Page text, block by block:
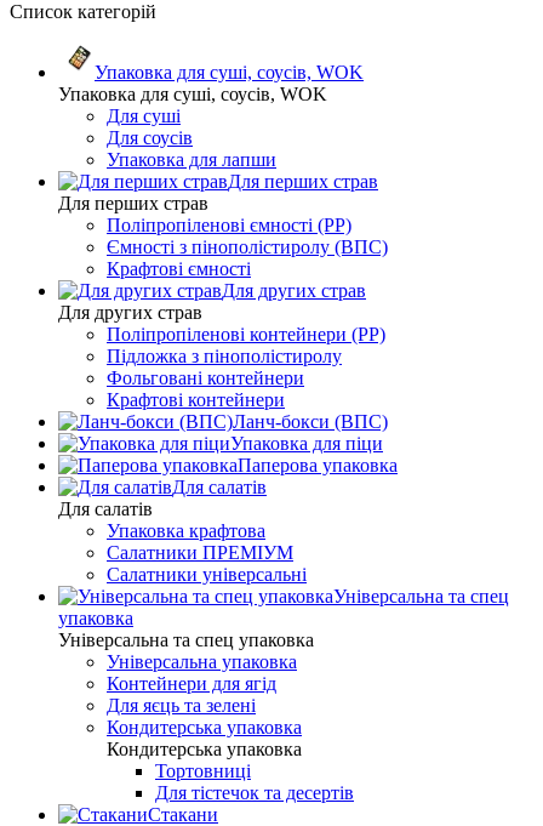
Список категорій
Упаковка для суші, соусів, WOK
Упаковка для суші, соусів, WOK
Для суші
Для соусів
Упаковка для лапши
Для перших страв
Для перших страв
Поліпропіленові ємності (PP)
Ємності з пінополістиролу (ВПС)
Крафтові ємності
Для других страв
Для других страв
Поліпропіленові контейнери (PP)
Підложка з пінополістиролу
Фольговані контейнери
Крафтові контейнери
Ланч-бокси (ВПС)
Упаковка для піци
Паперова упаковка
Для салатів
Для салатів
Упаковка крафтова
Салатники ПРЕМІУМ
Салатники універсальні
Універсальна та спец
упаковка
Універсальна та спец упаковка
Універсальна упаковка
Контейнери для ягід
Для яєць та зелені
Кондитерська упаковка
Кондитерська упаковка
Тортовниці
Для тістечок та десертів
Стакани